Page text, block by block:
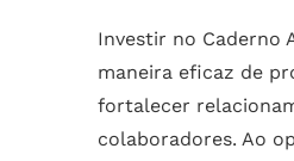
Investir no Caderno
maneira eficaz de
fortalecer
colaboradores. Ao